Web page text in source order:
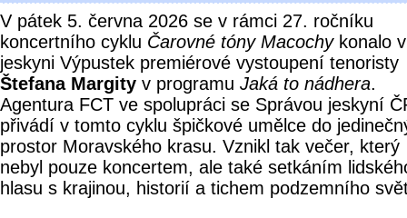
V pátek 5. června 2026 se v rámci 27. ročníku
koncertního cyklu Čarovné tóny Macochykonalo v
jeskyni Výpustek premiérové vystoupení tenoristy
Štefana Margity v programu Jaká to nádhera.
Agentura FCT ve spolupráci se Správou jeskyní
přivádí v tomto cyklu špičkové umělce do
prostor Moravského krasu. Vznikl tak večer, který
nebyl pouze koncertem, ale také setkáním
hlasu s krajinou, historií a tichem podzemního